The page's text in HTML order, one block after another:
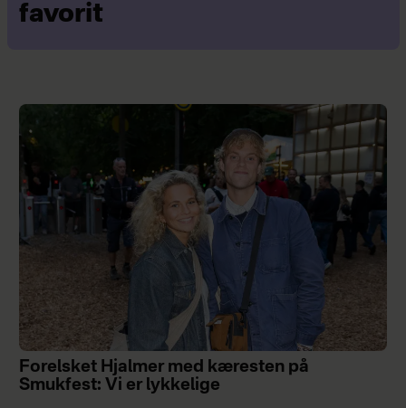
favorit
Forelsket Hjalmer med kæresten på
Smukfest: Vi er lykkelige